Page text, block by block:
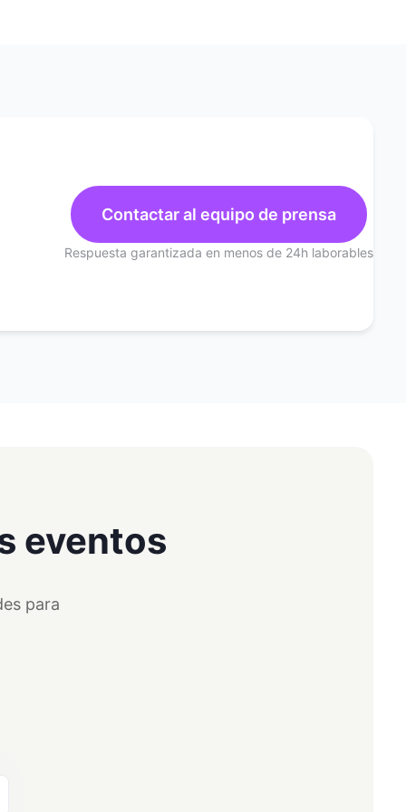
Contactar al equipo de prensa
Respuesta garantizada en menos de 24h laborables
eventos
para